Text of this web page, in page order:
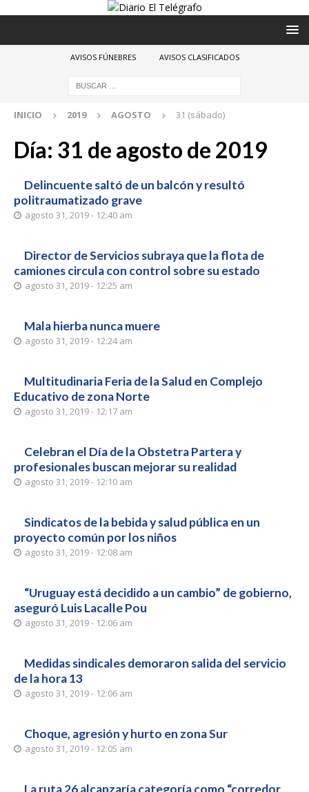
AVISOS FÚNEBRES AVISOS CLASIFICADOS
INICIO 2019 AGOSTO 31 (sábado)
Día: 31 de agosto de 2019
Delincuente saltó de un balcón y resultó
politraumatizado grave
agosto 31, 2019 - 12:40 am
Director de Servicios subraya que la flota de
camiones circula con control sobre su estado
agosto 31, 2019 - 12:25 am
Mala hierba nunca muere
agosto 31, 2019 - 12:24 am
Multitudinaria Feria de la Salud en Complejo
Educativo de zona Norte
agosto 31, 2019 - 12:17 am
Celebran el Día de la Obstetra Partera y
profesionales buscan mejorar su realidad
agosto 31, 2019 - 12:10 am
Sindicatos de la bebida y salud pública en un
proyecto común por los niños
agosto 31, 2019 - 12:08 am
“Uruguay está decidido a un cambio” de gobierno,
aseguró Luis Lacalle Pou
agosto 31, 2019 - 12:06 am
Medidas sindicales demoraron salida del servicio
de la hora 13
agosto 31, 2019 - 12:06 am
Choque, agresión y hurto en zona Sur
agosto 31, 2019 - 12:05 am
La ruta 26 alcanzaría categoría como “corredor